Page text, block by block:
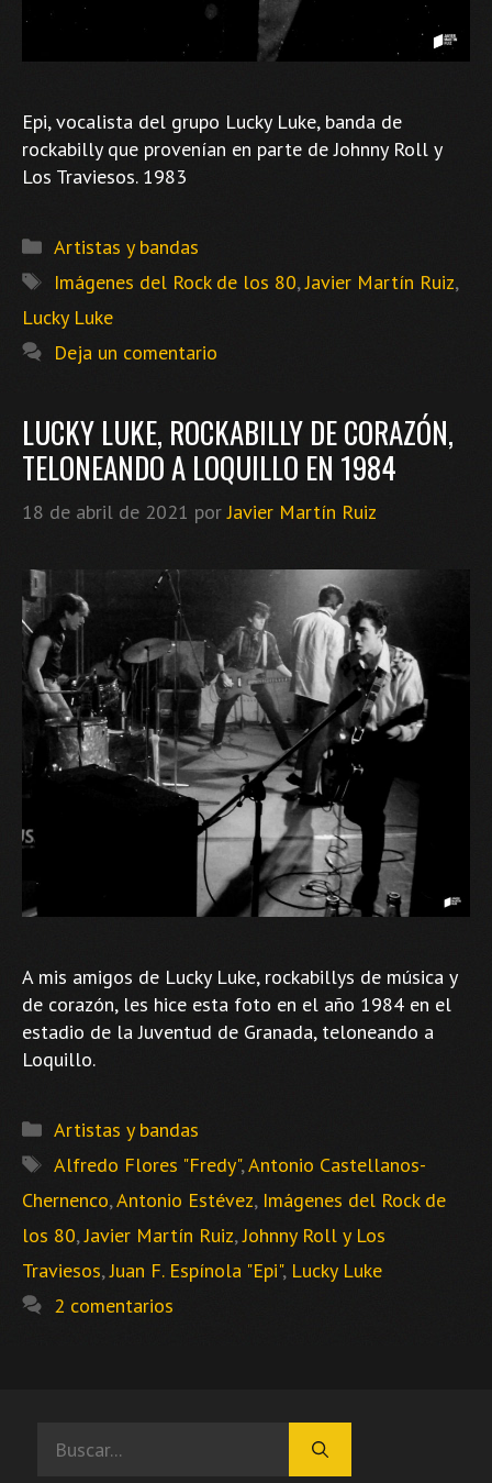
Epi, vocalista del grupo Lucky Luke, banda de
rockabilly que provenían en parte de Johnny Roll y
Los Traviesos. 1983
Categorías
Artistas y bandas
Etiquetas
Imágenes del Rock de los 80,Javier Martín Ruiz,
Lucky Luke
Deja un comentario
LUCKY LUKE, ROCKABILLY DE CORAZÓN,
TELONEANDO A LOQUILLO EN 1984
18 de abril de 2021 porJavier Martín Ruiz
A mis amigos de Lucky Luke, rockabillys de música y
de corazón, les hice esta foto en el año 1984 en el
estadio de la Juventud de Granada, teloneando a
Loquillo.
Categorías
Artistas y bandas
Etiquetas
Alfredo Flores "Fredy",Antonio Castellanos-
Chernenco,Antonio Estévez, Imágenes del Rock de
los 80,Javier Martín Ruiz,Johnny Roll y Los
Traviesos,Juan F. Espínola "Epi", Lucky Luke
2 comentarios